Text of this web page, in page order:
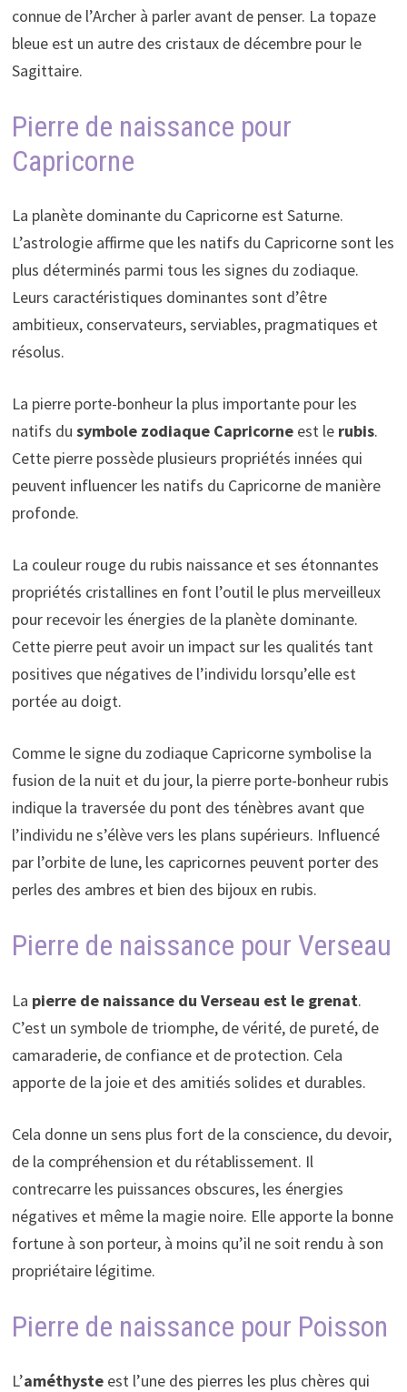
connue de l’Archer à parler avant de penser. La topaze
bleue est un autre des cristaux de décembre pour le
Sagittaire.
Pierre de naissance pour
Capricorne
La planète dominante du Capricorne est Saturne.
L’astrologie affirme que les natifs du Capricorne sont les
plus déterminés parmi tous les signes du zodiaque.
Leurs caractéristiques dominantes sont d’être
ambitieux, conservateurs, serviables, pragmatiques et
résolus.
La pierre porte-bonheur la plus importante pour les
natifs du symbole zodiaque Capricorne est le rubis.
Cette pierre possède plusieurs propriétés innées qui
peuvent influencer les natifs du Capricorne de manière
profonde.
La couleur rouge du rubis naissance et ses étonnantes
propriétés cristallines en font l’outil le plus merveilleux
pour recevoir les énergies de la planète dominante.
Cette pierre peut avoir un impact sur les qualités tant
positives que négatives de l’individu lorsqu’elle est
portée au doigt.
Comme le signe du zodiaque Capricorne symbolise la
fusion de la nuit et du jour, la pierre porte-bonheur rubis
indique la traversée du pont des ténèbres avant que
l’individu ne s’élève vers les plans supérieurs. Influencé
par l’orbite de lune, les capricornes peuvent porter des
perles des ambres et bien des bijoux en rubis.
Pierre de naissance pour Verseau
La pierre de naissance du Verseau est le grenat.
C’est un symbole de triomphe, de vérité, de pureté, de
camaraderie, de confiance et de protection. Cela
apporte de la joie et des amitiés solides et durables.
Cela donne un sens plus fort de la conscience, du devoir,
de la compréhension et du rétablissement. Il
contrecarre les puissances obscures, les énergies
négatives et même la magie noire. Elle apporte la bonne
fortune à son porteur, à moins qu’il ne soit rendu à son
propriétaire légitime.
Pierre de naissance pour Poisson
L’améthysteest l’une des pierres les plus chères qui